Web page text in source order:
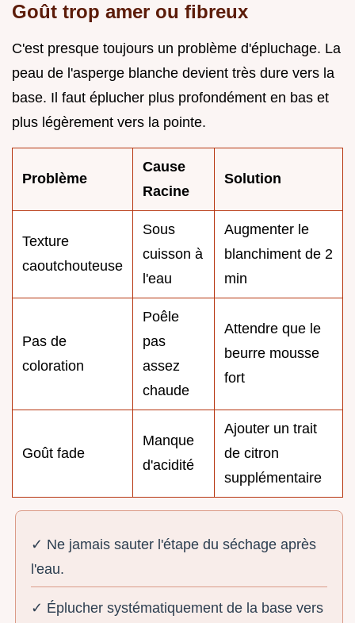
Goût trop amer ou fibreux
C'est presque toujours un problème d'épluchage. La
peau de l'asperge blanche devient très dure vers la
base. Il faut éplucher plus profondément en bas et
plus légèrement vers la pointe.
Problème
Cause
Racine
Solution
Texture
caoutchouteuse
Sous
cuisson à
l'eau
Augmenter le
blanchiment de 2
min
Pas de
coloration
Poêle
pas
assez
chaude
Attendre que le
beurre mousse
fort
Goût fade
Manque
d'acidité
Ajouter un trait
de citron
supplémentaire
✓ Ne jamais sauter l'étape du séchage après
l'eau.
✓ Éplucher systématiquement de la base vers